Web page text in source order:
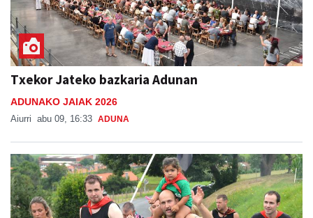
Txekor Jateko bazkaria Adunan